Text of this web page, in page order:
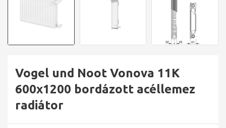
Vogel und Noot Vonova 11K
600x1200 bordázott acéllemez
radiátor